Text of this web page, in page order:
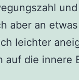
aber an
leichter
die innere